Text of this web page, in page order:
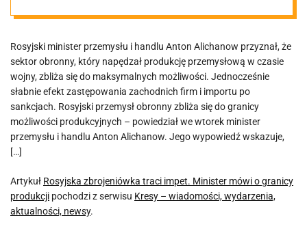
o granicy
produkcji
Rosyjski minister przemysłu i handlu Anton Alichanow przyznał, że
sektor obronny, który napędzał produkcję przemysłową w czasie
wojny, zbliża się do maksymalnych możliwości. Jednocześnie
słabnie efekt zastępowania zachodnich firm i importu po
sankcjach. Rosyjski przemysł obronny zbliża się do granicy
możliwości produkcyjnych – powiedział we wtorek minister
przemysłu i handlu Anton Alichanow. Jego wypowiedź wskazuje,
[…]
Artykuł Rosyjska zbrojeniówka traci impet. Minister mówi o granicy
produkcji pochodzi z serwisu Kresy – wiadomości, wydarzenia,
aktualności, newsy.